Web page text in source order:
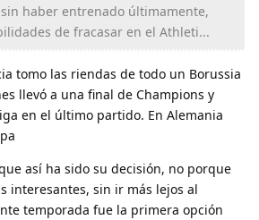
haber entrenado últimamente,
de fracasar en el Athleti...
tomo las riendas de todo un Borussia
llevó a una final de Champions y
en el último partido. En Alemania
así ha sido su decisión, no porque
interesantes, sin ir más lejos al
temporada fue la primera opción